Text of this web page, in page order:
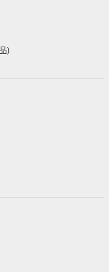
)